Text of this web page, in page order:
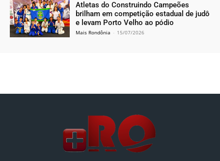
Atletas do Construindo Campeões
brilham em competição estadual de judô
e levam Porto Velho ao pódio
Mais Rondônia - 15/07/2026